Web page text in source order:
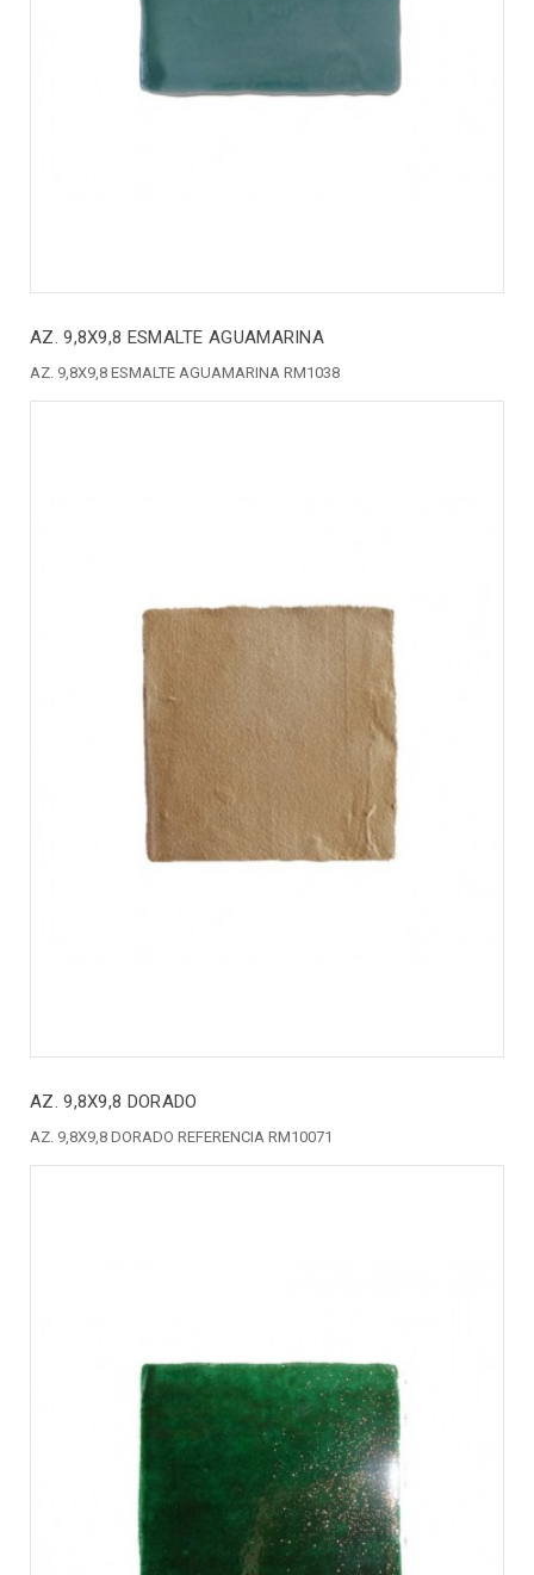
AZ. 9,8X9,8 ESMALTE AGUAMARINA
AZ. 9,8X9,8 ESMALTE AGUAMARINA RM1038
AZ. 9,8X9,8 DORADO
AZ. 9,8X9,8 DORADO REFERENCIA RM10071